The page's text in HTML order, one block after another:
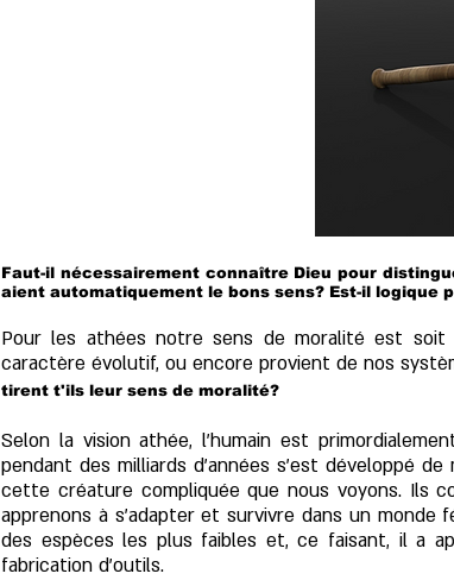
Faut-il nécessairement connaître Dieu pour
aient automatiquement le bons sens? Est-il logique
Pour les athées notre sens de moralité est
caractère évolutif, ou encore provient de nos
tirent t'ils leur sens de moralité?
Selon la vision athée, l’humain est
pendant des milliards d’années s’est développé
cette créature compliquée que nous voyons. Ils
apprenons à s'adapter et survivre dans un monde
des espèces les plus faibles et, ce faisant, il a
fabrication d'outils.